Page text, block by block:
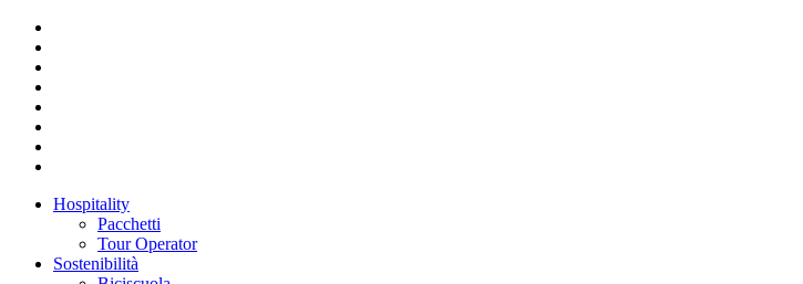
Hospitality
Pacchetti
Tour Operator
Sostenibilità